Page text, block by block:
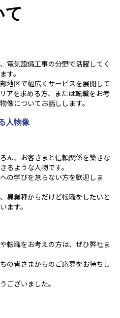
て
電気設備工事の分野で活躍してく
す。
地区で幅広くサービスを展開して
アを求める方、または転職をお考
像についてお話しします。
人物像
ん、お客さまと信頼関係を築きな
るような人物です。
の学びを怠らない方を歓迎しま
異業種からだけど転職をしたいと
ます。
転職をお考えの方は、ぜひ弊社ま
の皆さまからのご応募をお待ちし
ございました。